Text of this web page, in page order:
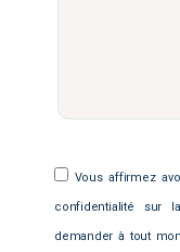
Vous affirmez
confidentialité sur
demander à tout